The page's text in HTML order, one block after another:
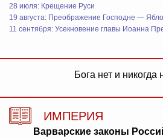
28 июля: Крещение Руси
19 августа: Преображение Господне —
11 сентября: Усекновение главы Иоанна
Бога нет и никогда
ИМПЕРИЯ
Варварские законы